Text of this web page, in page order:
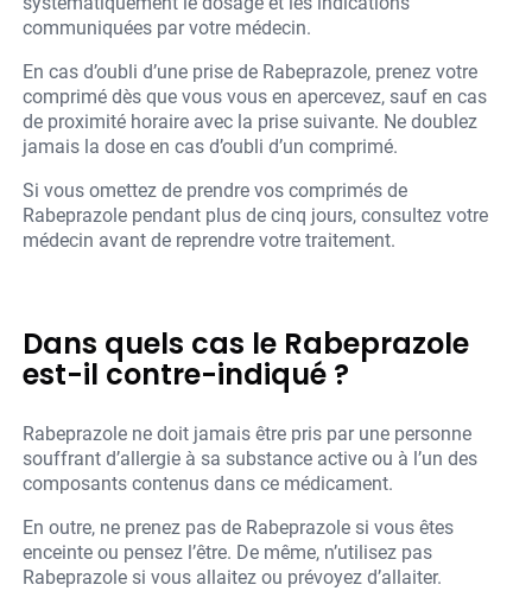
communiquées par votre médecin.
En cas d’oubli d’une prise de Rabeprazole, prenez votre
comprimé dès que vous vous en apercevez, sauf en cas
de proximité horaire avec la prise suivante. Ne doublez
jamais la dose en cas d’oubli d’un comprimé.
Si vous omettez de prendre vos comprimés de
Rabeprazole pendant plus de cinq jours, consultez votre
médecin avant de reprendre votre traitement.
Dans quels cas le Rabeprazole
est-il contre-indiqué ?
Rabeprazole ne doit jamais être pris par une personne
souffrant d’allergie à sa substance active ou à l’un des
composants contenus dans ce médicament.
En outre, ne prenez pas de Rabeprazole si vous êtes
enceinte ou pensez l’être. De même, n’utilisez pas
Rabeprazole si vous allaitez ou prévoyez d’allaiter.